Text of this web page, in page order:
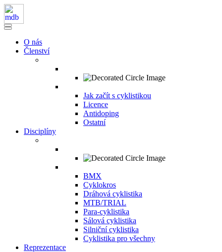
O nás
Členství
Jak začít s cyklistikou
Licence
Antidoping
Ostatní
Disciplíny
BMX
Cyklokros
Dráhová cyklistika
MTB/TRIAL
Para-cyklistika
Sálová cyklistika
Silniční cyklistika
Cyklistika pro všechny
Reprezentace